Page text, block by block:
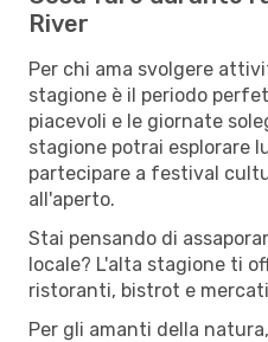
River
Per chi ama svolgere
stagione è il periodo
piacevoli e le giornate
stagione potrai esplorare
partecipare a festival
all'aperto.
Stai pensando di
locale? L'alta stagione ti
ristoranti, bistrot e
Per gli amanti della